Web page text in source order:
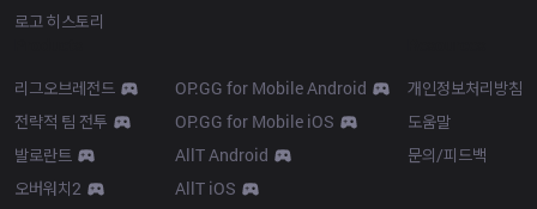
로고 히스토리
리그오브레전드
전략적 팀 전투
발로란트
오버워치2
OP.GG for Mobile Android
OP.GG for Mobile iOS
AllT Android
AllT iOS
개인정보처리방침
도움말
문의/피드백